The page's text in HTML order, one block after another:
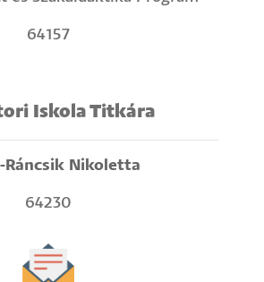
64157
Iskola Titkára
Ráncsik Nikoletta
64230